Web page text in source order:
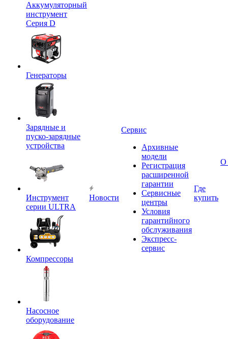
Аккумуляторный
инструмент
Серия D
Генераторы
Зарядные и
пуско-зарядные
устройства
Инструмент
серии ULTRA
Компрессоры
Насосное
оборудование
Новости
Сервис
Архивные
модели
Регистрация
расширенной
гарантии
Сервисные
центры
Условия
гарантийного
обслуживания
Экспресс-
сервис
Где
купить
О